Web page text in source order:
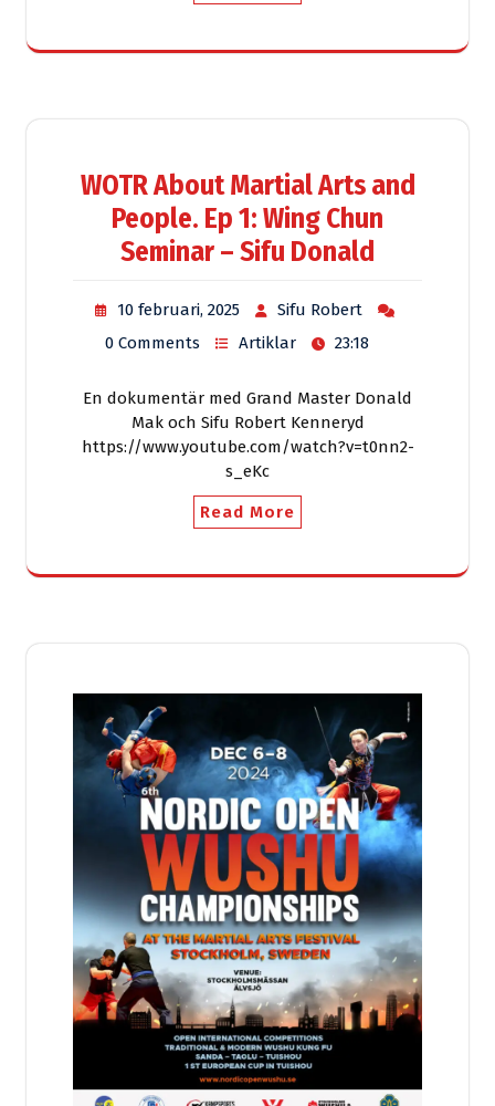
WOTR About Martial Arts and
People. Ep 1: Wing Chun
Seminar – Sifu Donald
10 februari, 2025
Sifu Robert
0 Comments
Artiklar 23:18
En dokumentär med Grand Master Donald
Mak och Sifu Robert Kenneryd
https://www.youtube.com/watch?v=t0nn2-
s_eKc
Read More